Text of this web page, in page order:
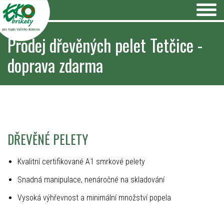
pro teplo Vašeho domova
Prodej dřevěných pelet Tetčice -
doprava zdarma
DŘEVĚNÉ PELETY
Kvalitní certifikované A1 smrkové pelety
Snadná manipulace, nenáročné na skladování
Vysoká výhřevnost a minimální množství popela